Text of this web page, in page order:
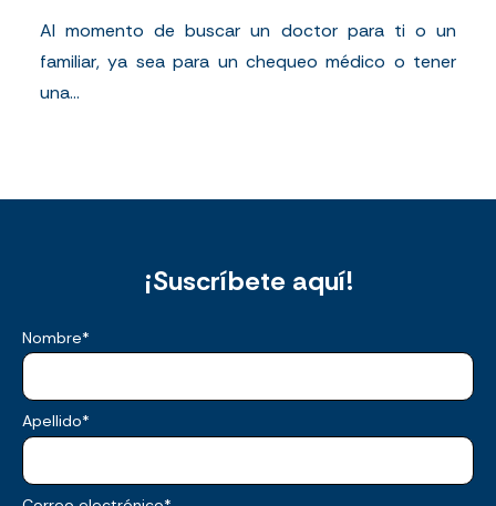
Al momento de buscar un doctor para ti o un
familiar, ya sea para un chequeo médico o tener
una...
¡Suscríbete aquí!
Nombre*
Apellido*